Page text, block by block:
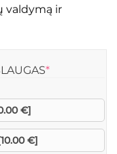
valdymą ir
*(REQUIRED)
€]
€]